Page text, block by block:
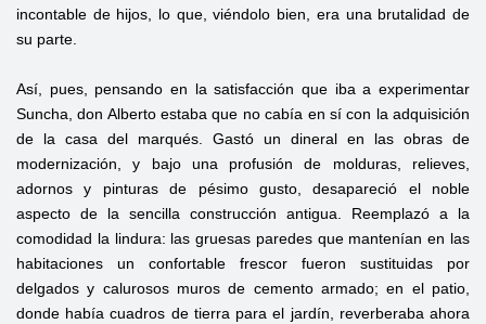
incontable de hijos, lo que, viéndolo bien, era una brutalidad de
su parte.
Así, pues, pensando en la satisfacción que iba a experimentar
Suncha, don Alberto estaba que no cabía en sí con la adquisición
de la casa del marqués. Gastó un dineral en las obras de
modernización, y bajo una profusión de molduras, relieves,
adornos y pinturas de pésimo gusto, desapareció el noble
aspecto de la sencilla construcción antigua. Reemplazó a la
comodidad la lindura: las gruesas paredes que mantenían en las
habitaciones un confortable frescor fueron sustituidas por
delgados y calurosos muros de cemento armado; en el patio,
donde había cuadros de tierra para el jardín, reverberaba ahora